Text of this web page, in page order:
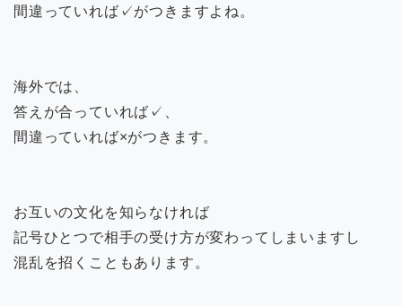
間違っていれば✓がつきますよね。
海外では、
答えが合っていれば✓、
間違っていれば×がつきます。
お互いの文化を知らなければ
記号ひとつで相手の受け方が変わってしまいますし
混乱を招くこともあります。